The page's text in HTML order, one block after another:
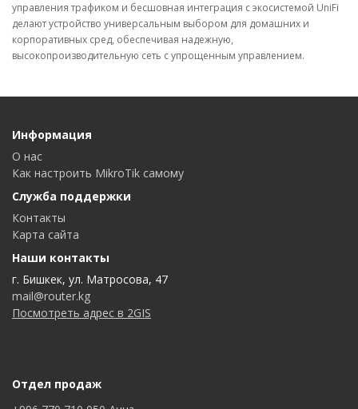
управления трафиком и бесшовная интеграция с экосистемой UniFi
делают устройство универсальным выбором для домашних и
корпоративных сред, обеспечивая надежную,
высокопроизводительную сеть с упрощенным управлением.
Информация
О нас
Как настроить MikroTik самому
Служба поддержки
Контакты
Карта сайта
Наши контакты
г. Бишкек, ул. Матросова, 47
mail@router.kg
Посмотреть адрес в 2GIS
Отдел продаж